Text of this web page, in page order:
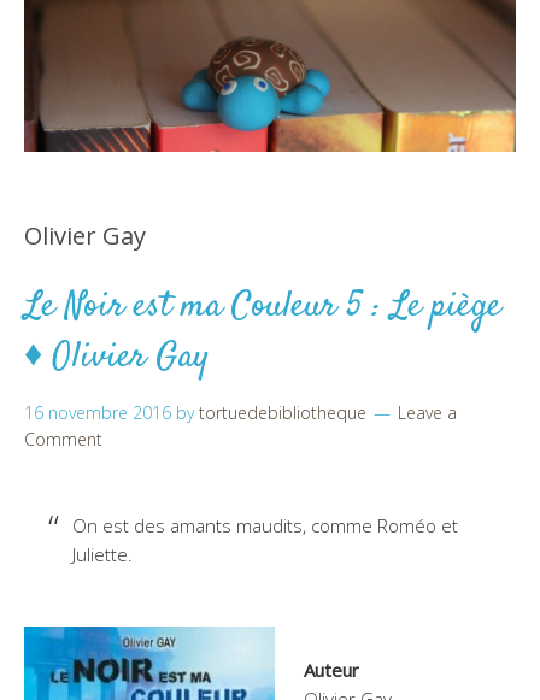
Olivier Gay
Le Noir est ma Couleur 5 : Le piège
♦ Olivier Gay
16 novembre 2016 bytortuedebibliotheque
Leave a
Comment
On est des amants maudits, comme Roméo et
Juliette.
Auteur